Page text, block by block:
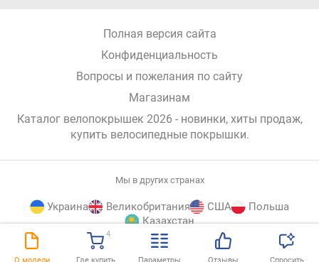
4
Полная версия сайта
Конфиденциальность
Вопросы и пожелания по сайту
Магазинам
Каталог велопокрышек 2026 - новинки, хиты продаж,
купить велосипедные покрышки.
Мы в других странах
Украина Великобритания США
Польша
Казахстан
© E-Katalog, 2026